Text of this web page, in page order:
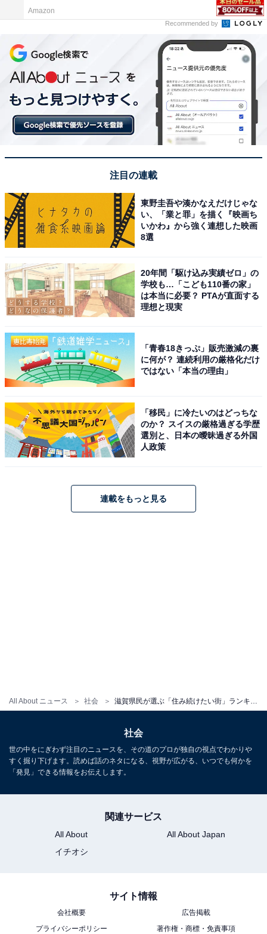
All About ニュース 社会
「守山市」は、市域のほとんどが平地で、半分が農地か
らなる地域。鉄道を利用すれば京都駅までは約30分、大
阪駅までは約1時間と交通アクセスが良いエリア。車を
利用すれば琵琶湖までは約15分でアクセスできるため、
「住み続けたい街（自治体）ランキング」は、2020～
2021年の回答者数50名以上の自治体を対象として集計。
に対して、そう思う：100点、どちらかと言えばそう思
う：75点、どちらでもない：50点、どちらかと言えばそ
う思わない：25点、そう思わない：0点とした場合の平
均値でランキングを作成しています。
＞6位までの全ランキング結果を見る
【おすすめ記事】
・
滋賀県の「街の幸福度」ランキング！ 3位「米原市」、2
位「野洲市」、1位は？
滋賀県の住みここちランキング！ 3位「大津市」、2位
「守山市」、1位はやはり…
・
「京都市北区」、2位「京都市中京区」、1位は？
Amazon
Recommended by
注目の連載
東野圭吾や湊かなえだけじゃな
い、「業と罪」を描く『映画ち
いかわ』から強く連想した映画
8選
20年間「駆け込み実績ゼロ」の
学校も…「こども110番の家」
は本当に必要？ PTAが直面する
理想と現実
「青春18きっぷ」販売激減の裏
に何が？ 連続利用の厳格化だけ
ではない「本当の理由」
「移民」に冷たいのはどっちな
のか？ スイスの厳格過ぎる学歴
選別と、日本の曖昧過ぎる外国
人政策
連載をもっと見る
社会
世の中をにぎわず注目のニュースを、その道のプロが独自の視点でわかりや
すく掘り下げます。読めば話のネタになる、視野が広がる、いつでも何かを
「発見」できる情報をお伝えします。
関連サービス
All About
All About Japan
イチオシ
サイト情報
会社概要
広告掲載
プライバシーポリシー
著作権・商標・免責事項